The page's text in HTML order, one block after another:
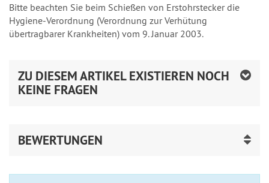
Bitte beachten Sie beim Schießen von Erstohrstecker die
Hygiene-Verordnung (Verordnung zur Verhütung
übertragbarer Krankheiten) vom 9. Januar 2003.
ZU DIESEM ARTIKEL EXISTIEREN NOCH
KEINE FRAGEN
BEWERTUNGEN